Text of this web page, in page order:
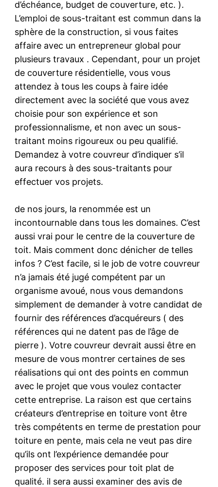
d’échéance, budget de couverture, etc. ).
L’emploi de sous-traitant est commun dans la
sphère de la construction, si vous faites
affaire avec un entrepreneur global pour
plusieurs travaux . Cependant, pour un projet
de couverture résidentielle, vous vous
attendez à tous les coups à faire idée
directement avec la société que vous avez
choisie pour son expérience et son
professionnalisme, et non avec un sous-
traitant moins rigoureux ou peu qualifié.
Demandez à votre couvreur d’indiquer s’il
aura recours à des sous-traitants pour
effectuer vos projets.
de nos jours, la renommée est un
incontournable dans tous les domaines. C’est
aussi vrai pour le centre de la couverture de
toit. Mais comment donc dénicher de telles
infos ? C’est facile, si le job de votre couvreur
n’a jamais été jugé compétent par un
organisme avoué, nous vous demandons
simplement de demander à votre candidat de
fournir des références d’acquéreurs ( des
références qui ne datent pas de l’âge de
pierre ). Votre couvreur devrait aussi être en
mesure de vous montrer certaines de ses
réalisations qui ont des points en commun
avec le projet que vous voulez contacter
cette entreprise. La raison est que certains
créateurs d’entreprise en toiture vont être
très compétents en terme de prestation pour
toiture en pente, mais cela ne veut pas dire
qu’ils ont l’expérience demandée pour
proposer des services pour toit plat de
qualité. il sera aussi examiner des avis de